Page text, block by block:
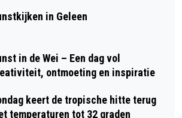
in Geleen
in de Wei – Een dag vol
ontmoeting en inspiratie
keert de tropische hitte terug
temperaturen tot 32 graden